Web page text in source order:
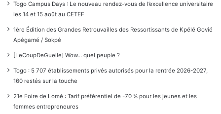
Togo Campus Days : Le nouveau rendez-vous de l’excellence universitaire
les 14 et 15 août au CETEF
1ère Édition des Grandes Retrouvailles des Ressortissants de Kpélé Govié
Apégamé / Sokpé
[LeCoupDeGuelle] Wow… quel peuple ?
Togo : 5 707 établissements privés autorisés pour la rentrée 2026-2027,
160 restés sur la touche
21e Foire de Lomé : Tarif préférentiel de -70 % pour les jeunes et les
femmes entrepreneures